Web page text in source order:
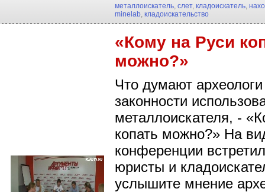
металлоискатель, слет, кладоискатель,
minelab, кладоискательство
«Кому на Руси
можно?»
Что думают
законности
металлоискателя, -
копать можно?» На
конференции
юристы и
услышите мнение